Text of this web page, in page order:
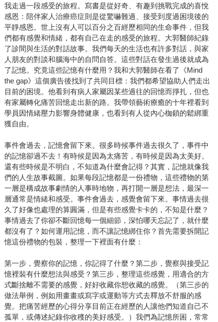
我走過一段感受的旅程。寫書是從好奇、有趣到挑戰完成的喜悅
感恩：陪伴家人治療癌症則是從驚嚇難過、接受到度過困境後的
平靜感恩。世上沒有人可以百分之百經歷相同的生命事件，但我
們都有感覺和情緒，都有自己在走的感受的旅程。大郭醫師紀錄
了診間與生活的對話故事。我們每天的生活也有許多對話，與家
人朋友的對談和腦海中的自問自答。這些對話在發生過後就成為
了記憶。究竟這些記憶有什麼用？我和大郭醫師在看了《Mind
the gap》這個廣告後找到了共同目標：我們都希望協助人們走出
目前的困境。他看到有病人家屬因某些過往的回憶而掙扎，但也
有家屬轉化痛苦回憶走出新的路。我帶領藝術療癒的十年裡看到
學員因情緒壓力影響身體健康，也看到有人從內心枷鎖的鬆綁重
獲自由。
事件會過去，記憶會留下來。很多時候事件過去很久了，事件中
的記憶卻過不去！有時候是因為太痛苦，有時候是因為太美好。
還有些時候是不明白，不知道為什麼會記得？其實，記憶就像我
們的人生故事截圖。如果每段記憶都是一份禮物，這些禮物的第
一層是構成故事劇情的人事時地物，再打開一層是想法，最深一
層通常是情緒和感受。事件會過去，感覺會留下來。事情過去很
久了好像也處理的算圓滿，但是有些感覺卡卡的，不知是什麼？
事情過去了你卻不斷回憶每一個細節，深怕哪天忘記了，就什麼
都沒有了？如何運用記憶，而不讓記憶綁住你？首先需要拆開記
憶這份禮物的包裝，整理一下裡面有什麼：
第一步，覺察你的記憶，你記得了什麼？第二步，覺察與接受記
憶裡裝有什麼想法與感受？第三步，整理這些感覺，用適合的方
式斷捨離不需要的感覺，好好收藏你想收藏的感覺。（第三步的
做法舉例，例如用畫畫或寫字或運動等方式去釋放不舒服的感
覺。把痛苦經歷的心得分享目前正在經歷的人讓他們知道自己不
孤單，或傳述紀錄你收穫的美好感受。）我們為記憶所困，常常